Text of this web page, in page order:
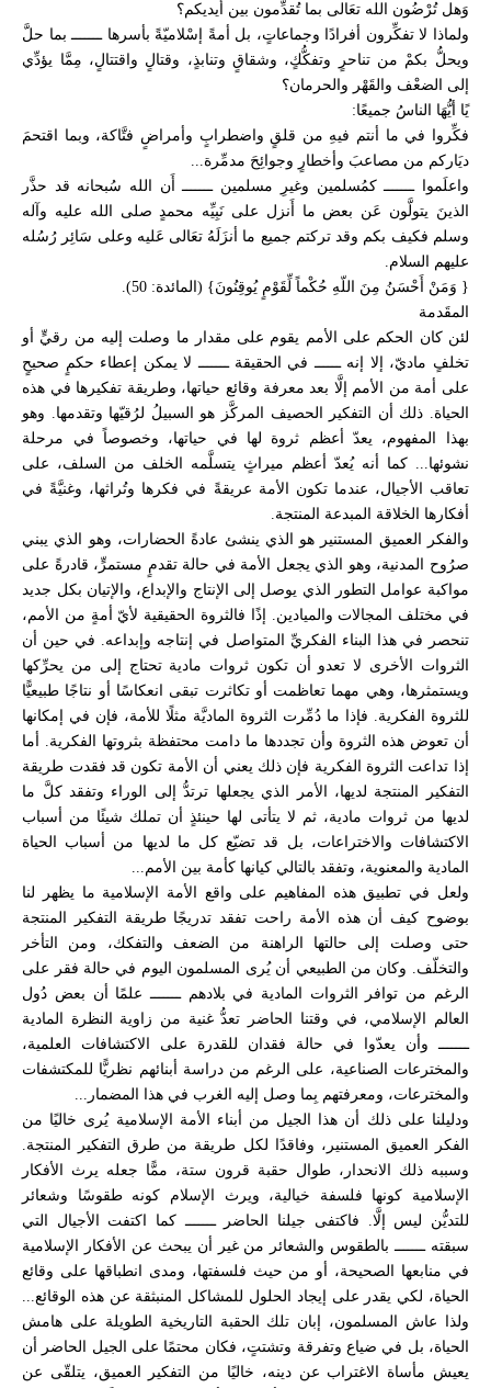
وَهل تُرْضُون الله تعَالى بما تُقدِّمون بين أَيديكم؟
ولماذا لا تفكِّرون أفرادًا وجماعاتٍ، بل أمةً إسْلاميّةً بأسرها ـــــــ بما حلَّ
ويحلُّ بكمْ من تناحرٍ وتفكُّكٍ، وشقاقٍ وتنابذٍ، وقتالٍ واقتتالٍ، مِمَّا يؤدِّي
إلى الضعْف والقَهْر والحرمان؟
يًا أيُّهَا الناسُ جميعًا:
فكِّروا في ما أنتم فيهِ من قلقٍ واضطرابٍ وأمراضٍ فتَّاكة، وبما اقتحمَ
ديَاركم من مصاعبَ وأخطارٍ وجوائِحَ مدمِّرة...
واعلَموا ـــــــ كمُسلمين وغيرِ مسلمين ـــــــ أَن الله سُبحانه قد حذَّر
الذينَ يتولَّون عَن بعض ما أَنزل على نَبِيِّه محمدٍ صلى الله عليه وآله
وسلم فكيف بكم وقد تركتم جميع ما أنزَلَهُ تعَالى عَليه وعلى سَائِر رُسُله
عليهم السلام.
{ وَمَنْ أَحْسَنُ مِنَ اللّهِ حُكْماً لِّقَوْمٍ يُوقِنُونَ} (المائدة: 50).
المقَدمة
لئن كان الحكم على الأمم يقوم على مقدار ما وصلت إليه من رقيٍّ أو
تخلفٍ ماديّ، إلا إنه ــــــ في الحقيقة ـــــــ لا يمكن إعطاء حكمٍ صحيحٍ
على أمة من الأمم إلَّا بعد معرفة وقائع حياتها، وطريقة تفكيرها في هذه
الحياة. ذلك أن التفكير الحصيف المركَّز هو السبيلُ لرُقيّها وتقدمها. وهو
بهذا المفهوم، يعدّ أعظم ثروة لها في حياتها، وخصوصاً في مرحلة
نشوئها... كما أنه يُعدّ أعظم ميراثٍ يتسلَّمه الخلف من السلف، على
تعاقب الأجيال، عندما تكون الأمة عريقةً في فكرها وتُراثها، وغنيَّةً في
أفكارها الخلاقة المبدعة المنتجة.
والفكر العميق المستنير هو الذي ينشئ عادةً الحضارات، وهو الذي يبني
صرُوح المدنية، وهو الذي يجعل الأمة في حالة تقدمٍ مستمرٍّ، قادرةً على
مواكبة عوامل التطور الذي يوصل إلى الإنتاج والإبداع، والإتيان بكل جديد
في مختلف المجالات والميادين. إذًا فالثروة الحقيقية لأيّ أمةٍ من الأمم،
تنحصر في هذا البناء الفكريِّ المتواصل في إنتاجه وإبداعه. في حين أن
الثروات الأخرى لا تعدو أن تكون ثروات مادية تحتاج إلى من يحرِّكها
ويستمثرها، وهي مهما تعاظمت أو تكاثرت تبقى انعكاسًا أو نتاجًا طبيعيًّا
للثروة الفكرية. فإذا ما دُمِّرت الثروة الماديَّة مثلًا للأمة، فإن في إمكانها
أن تعوض هذه الثروة وأن تجددها ما دامت محتفظة بثروتها الفكرية. أما
إذا تداعت الثروة الفكرية فإن ذلك يعني أن الأمة تكون قد فقدت طريقة
التفكير المنتجة لديها، الأمر الذي يجعلها ترتدُّ إلى الوراء وتفقد كلَّ ما
لديها من ثروات مادية، ثم لا يتأتى لها حينئذٍ أن تملك شيئًا من أسباب
الاكتشافات والاختراعات، بل قد تضيّع كل ما لديها من أسباب الحياة
المادية والمعنوية، وتفقد بالتالي كيانها كأمة بين الأمم...
ولعل في تطبيق هذه المفاهيم على واقع الأمة الإسلامية ما يظهر لنا
بوضوح كيف أن هذه الأمة راحت تفقد تدريجًا طريقة التفكير المنتجة
حتى وصلت إلى حالتها الراهنة من الضعف والتفكك، ومن التأخر
والتخلّف. وكان من الطبيعي أن يُرى المسلمون اليوم في حالة فقر على
الرغم من توافر الثروات المادية في بلادهم ـــــــ علمًا أن بعض دُول
العالم الإسلامي، في وقتنا الحاضر تعدُّ غنية من زاوية النظرة المادية
ـــــــ وأن يعدّوا في حالة فقدان للقدرة على الاكتشافات العلمية،
والمخترعات الصناعية، على الرغم من دراسة أبنائهم نظريًّا للمكتشفات
والمخترعات، ومعرفتهم بِما وصل إليه الغرب في هذا المضمار...
ودليلنا على ذلك أن هذا الجيل من أبناء الأمة الإسلامية يُرى خاليًا من
الفكر العميق المستنير، وفاقدًا لكل طريقة من طرق التفكير المنتجة.
وسببه ذلك الانحدار، طوال حقبة قرون ستة، ممًّا جعله يرث الأفكار
الإسلامية كونها فلسفة خيالية، ويرث الإسلام كونه طقوسًا وشعائر
للتديُّن ليس إلَّا. فاكتفى جيلنا الحاضر ـــــــ كما اكتفت الأجيال التي
سبقته ـــــــ بالطقوس والشعائر من غير أن يبحث عن الأفكار الإسلامية
في منابعها الصحيحة، أو من حيث فلسفتها، ومدى انطباقها على وقائع
الحياة، لكي يقدر على إيجاد الحلول للمشاكل المنبثقة عن هذه الوقائع...
ولذا عاش المسلمون، إبان تلك الحقبة التاريخية الطويلة على هامش
الحياة، بل في ضياع وتفرقة وتشتتٍ، فكان محتمًا على الجيل الحاضر أن
يعيش مأساة الاغتراب عن دينه، خاليًا من التفكير العميق، يتلقّى عن